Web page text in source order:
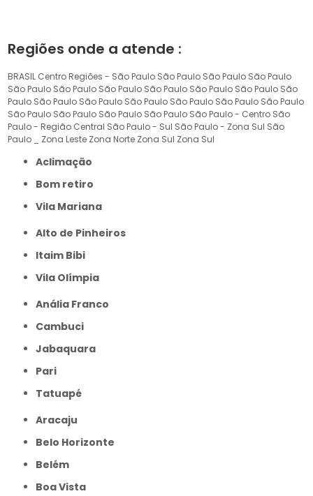
Regiões onde a atende :
BRASIL Centro Regiões - São Paulo São Paulo São Paulo São Paulo
São Paulo São Paulo São Paulo São Paulo São Paulo São Paulo São
Paulo São Paulo São Paulo São Paulo São Paulo São Paulo São Paulo
São Paulo São Paulo São Paulo São Paulo São Paulo - Centro São
Paulo - Região Central São Paulo - Sul São Paulo - Zona Sul São
Paulo _ Zona Leste Zona Norte Zona Sul Zona Sul
Aclimação
Bom retiro
Vila Mariana
Alto de Pinheiros
Itaim Bibi
Vila Olímpia
Anália Franco
Cambuci
Jabaquara
Pari
Tatuapé
Aracaju
Belo Horizonte
Belém
Boa Vista